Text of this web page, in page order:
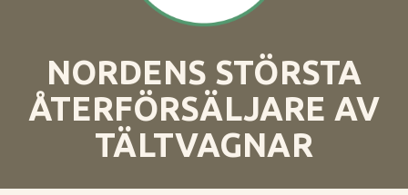
NORDENS STÖRSTA
ÅTERFÖRSÄLJARE AV
TÄLTVAGNAR